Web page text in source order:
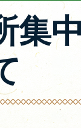
集